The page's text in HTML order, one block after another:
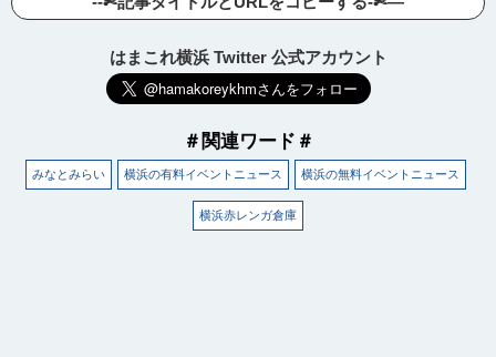
はまこれ横浜 Twitter 公式アカウント
＃関連ワード＃
みなとみらい 横浜の有料イベントニュース 横浜の無料イベントニュース
横浜赤レンガ倉庫